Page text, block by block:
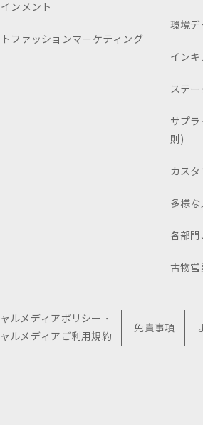
ンメント
ファッションマーケティング
環境デ
イン
ステ
サプ
則)
カス
多様
各部門
古物
ルメディアポリシー・
ルメディアご利用規約
免責事項